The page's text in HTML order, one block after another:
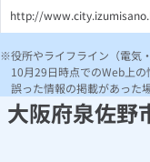
http://
役所やライフライン（電気
10月29日時点でのWeb上
誤った情報の掲載があった
大阪府泉佐野